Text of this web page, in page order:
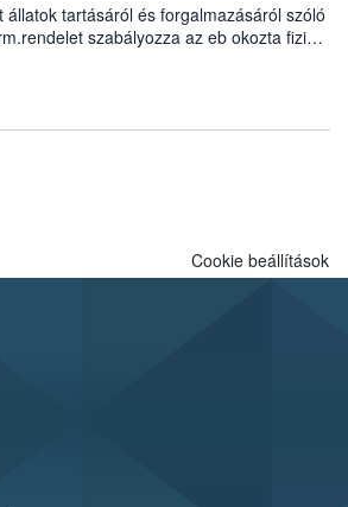
állatok tartásáról és forgalmazásáról szóló
szabályozza az eb okozta fizikai
keletkezésekor felmerülő
a veszélyes eb tartását és annak
megítélésében jártas szakértőt.
Cookie beállítások